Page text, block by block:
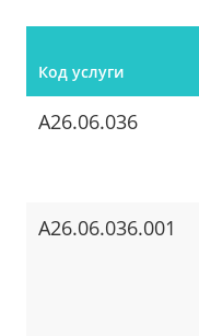
Код услуги
A26.06.036
A26.06.036.001